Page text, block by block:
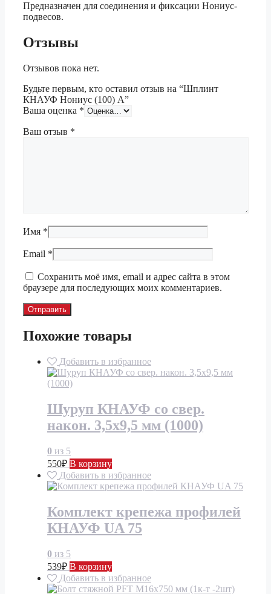
Предназначен для соединения и фиксации Нониус-
подвесов.
Отзывы
Отзывов пока нет.
Будьте первым, кто оставил отзыв на “Шплинт
КНАУФ Нониус (100) А”
Ваша оценка *
Ваш отзыв *
Имя *
Email *
Сохранить моё имя, email и адрес сайта в этом
браузере для последующих моих комментариев.
Похожие товары
Добавить в избранное
Шуруп КНАУФ со свер.
након. 3,5х9,5 мм (1000)
0 из 5
550₽ В корзину
Добавить в избранное
Комплект крепежа профилей
КНАУФ UA 75
0 из 5
539₽ В корзину
Добавить в избранное